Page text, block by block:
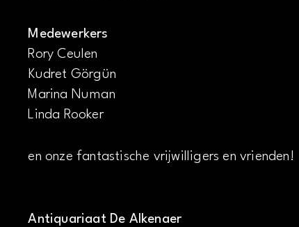
Medewerkers
Rory Ceulen
Kudret Görgün
Marina Numan
Linda Rooker
en onze fantastische vrijwilligers en vrienden!
Antiquariaat De Alkenaer